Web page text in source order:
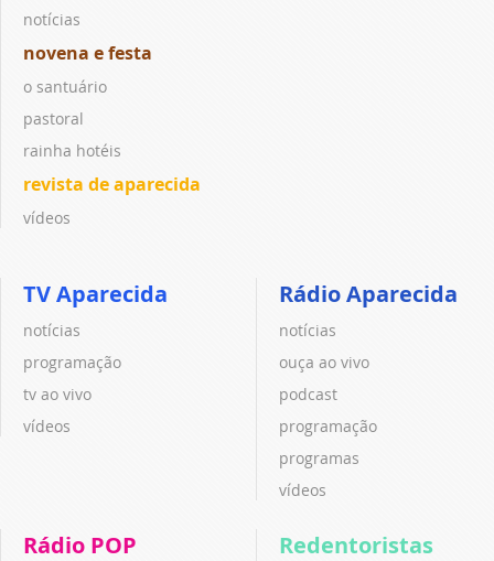
notícias
novena e festa
o santuário
pastoral
rainha hotéis
revista de aparecida
vídeos
TV Aparecida
notícias
programação
tv ao vivo
vídeos
Rádio Aparecida
notícias
ouça ao vivo
podcast
programação
programas
vídeos
Rádio POP Redentoristas